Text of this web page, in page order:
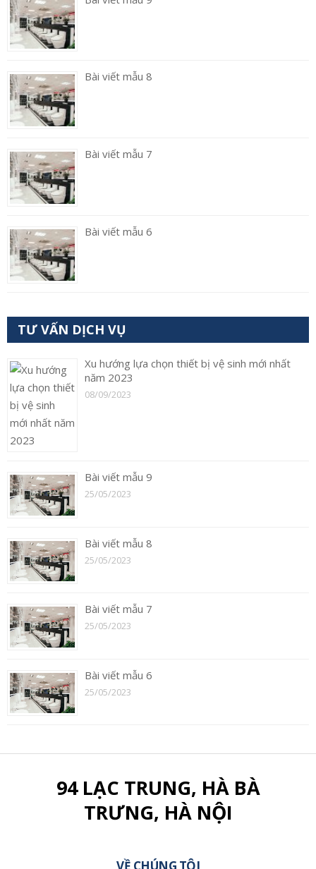
Bài viết mẫu 8
Bài viết mẫu 7
Bài viết mẫu 6
TƯ VẤN DỊCH VỤ
Xu hướng lựa chọn thiết bị vệ sinh mới nhất
năm 2023
08/09/2023
Bài viết mẫu 9
25/05/2023
Bài viết mẫu 8
25/05/2023
Bài viết mẫu 7
25/05/2023
Bài viết mẫu 6
25/05/2023
94 LẠC TRUNG, HÀ BÀ
TRƯNG, HÀ NỘI